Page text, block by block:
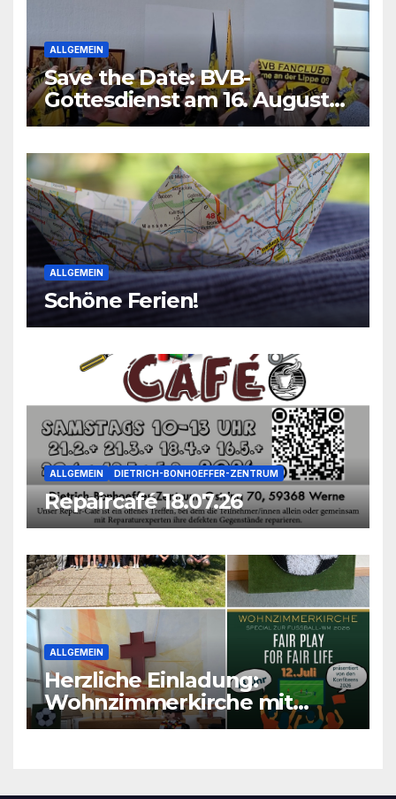
ALLGEMEIN
Save the Date: BVB-
Gottesdienst am 16. August
2026
ALLGEMEIN
Schöne Ferien!
ALLGEMEIN DIETRICH-BONHOEFFER-ZENTRUM
Repaircafé 18.07.26
ALLGEMEIN
Herzliche Einladung:
Wohnzimmerkirche mit
unseren Konfis